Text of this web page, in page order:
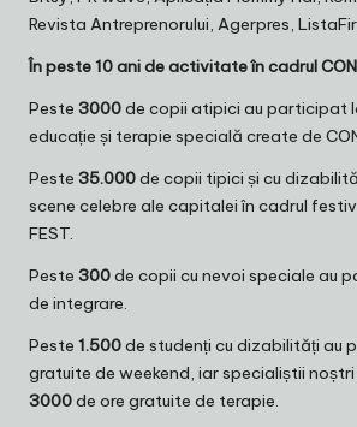
Revista Antreprenorului, Agerpres,
În peste 10 ani de activitate în cadrul
Peste 3000de copii atipici au participat
educație și terapie specială create de
Peste 35.000de copii tipici și cu
scene celebre ale capitalei în cadrul
FEST.
Peste 300de copii cu nevoi speciale au
de integrare.
Peste 1.500de studenți cu dizabilități au
gratuite de weekend, iar specialiștii
3000de ore gratuite de terapie.